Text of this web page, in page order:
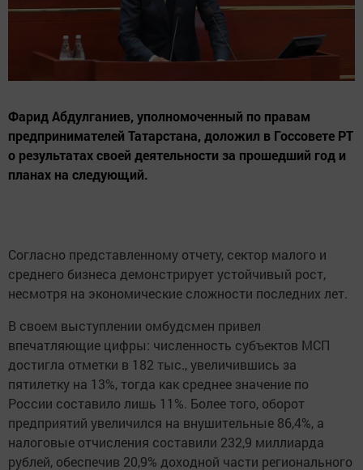
Фарид Абдулганиев, уполномоченный по правам
предпринимателей Татарстана, доложил в Госсовете РТ
о результатах своей деятельности за прошедший год и
планах на следующий.
Согласно представленному отчету, сектор малого и
среднего бизнеса демонстрирует устойчивый рост,
несмотря на экономические сложности последних лет.
В своем выступлении омбудсмен привел
впечатляющие цифры: численность субъектов МСП
достигла отметки в 182 тыс., увеличившись за
пятилетку на 13%, тогда как среднее значение по
России составило лишь 11%. Более того, оборот
предприятий увеличился на внушительные 86,4%, а
налоговые отчисления составили 232,9 миллиарда
рублей, обеспечив 20,9% доходной части регионального